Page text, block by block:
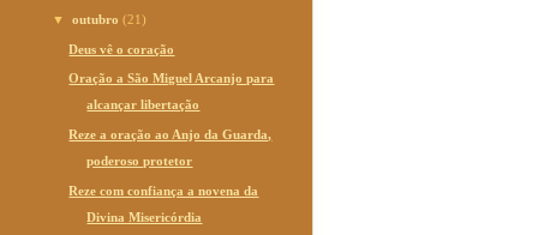
▼outubro(21)
Deus vê o coração
Oração a São Miguel Arcanjo para
alcançar libertação
Reze a oração ao Anjo da Guarda,
poderoso protetor
Reze com confiança a novena da
Divina Misericórdia